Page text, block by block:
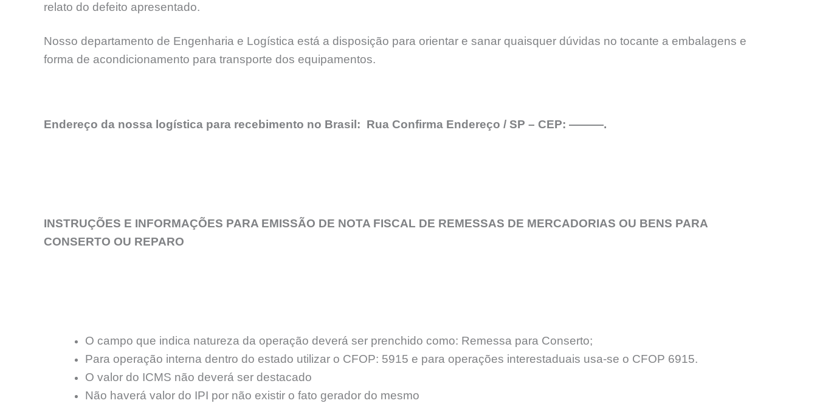
relato do defeito apresentado.
Nosso departamento de Engenharia e Logística está a disposição para orientar e sanar quaisquer dúvidas no tocante a embalagens e
forma de acondicionamento para transporte dos equipamentos.
Endereço da nossa logística para recebimento no Brasil: Rua Confirma Endereço / SP – CEP: ———.
INSTRUÇÕES E INFORMAÇÕES PARA EMISSÃO DE NOTA FISCAL DE REMESSAS DE MERCADORIAS OU BENS PARA
CONSERTO OU REPARO
O campo que indica natureza da operação deverá ser prenchido como: Remessa para Conserto;
Para operação interna dentro do estado utilizar o CFOP: 5915 e para operações interestaduais usa-se o CFOP 6915.
O valor do ICMS não deverá ser destacado
Não haverá valor do IPI por não existir o fato gerador do mesmo